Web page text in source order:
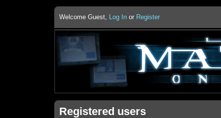
Welcome Guest, Log In or Register
Registered users